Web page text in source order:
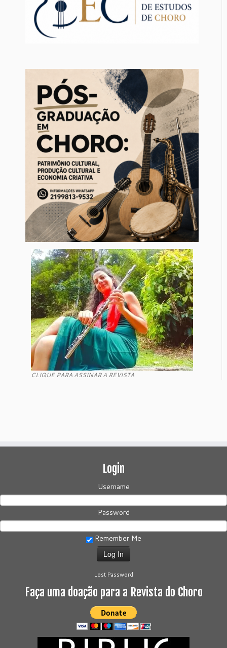
CLIQUE PARA ASSINAR A REVISTA
Login
Username
Password
Remember Me
Lost Password
Faça uma doação para a Revista do Choro